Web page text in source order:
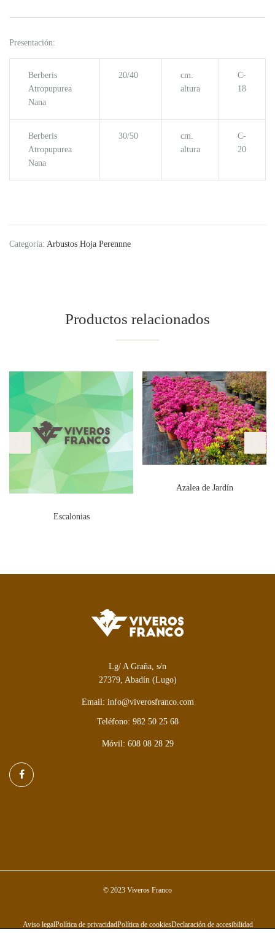
Presentación:
Berberis
Atropupurea
Nana
20/40
cm.
altura
C-
18
Berberis
Atropupurea
Nana
30/50
cm.
altura
C-
20
Categoría: Arbustos Hoja Perennne
Productos relacionados
Escalonias
Azalea de Jardín
Lg/ A Graña, s/n
27379, Abadín (Lugo)
Email: info@viverosfranco.com
Teléfono: 982 50 25 68
Móvil: 608 08 28 29
© 2023 Viveros Franco
Aviso legalPolítica de privacidadPolítica de cookiesDeclaración de accesibilidad